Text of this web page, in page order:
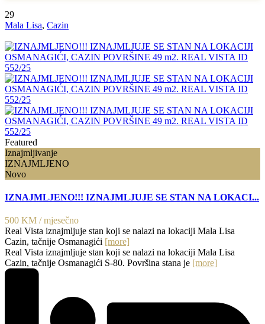
29
Mala Lisa, Cazin
Featured
Iznajmljivanje
IZNAJMLJENO
Novo
IZNAJMLJENO!!! IZNAJMLJUJE SE STAN NA LOKACI...
500 KM / mjesečno
Real Vista iznajmljuje stan koji se nalazi na lokaciji Mala Lisa
Cazin, tačnije Osmanagići [more]
Real Vista iznajmljuje stan koji se nalazi na lokaciji Mala Lisa
Cazin, tačnije Osmanagići S-80. Površina stana je [more]